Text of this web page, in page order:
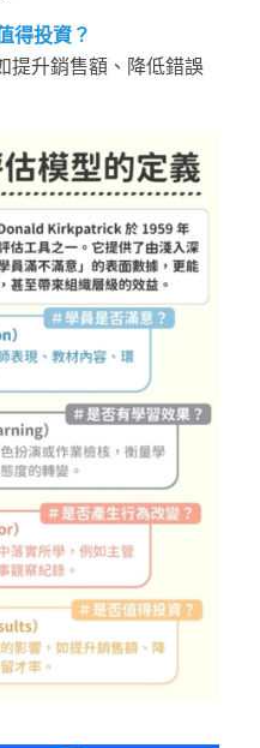
得投資？
提升銷售額、降低錯誤